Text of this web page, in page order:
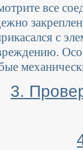
все
с
3.